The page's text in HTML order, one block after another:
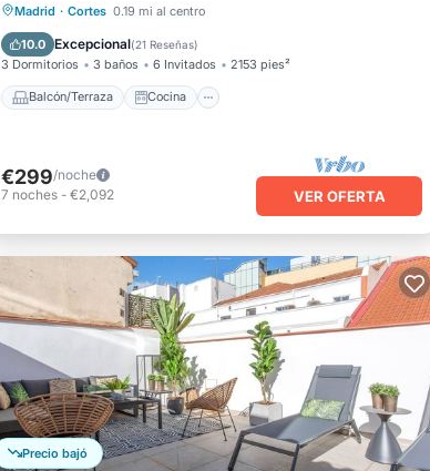
Madrid · Cortes 0.19 mi al centro
10.0 Excepcional(21 Reseñas)
3 Dormitorios 3 baños 6 Invitados 2153 pies²
Balcón/Terraza Cocina
Balcón/Terraza
Aire acondicionado
€299/noche
7 noches - €2,092 VER OFERTA
Precio bajó